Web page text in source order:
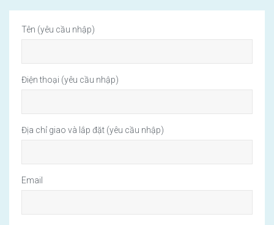
Tên (yêu cầu nhập)
Điện thoại (yêu cầu nhập)
Địa chỉ giao và lắp đặt (yêu cầu nhập)
Email